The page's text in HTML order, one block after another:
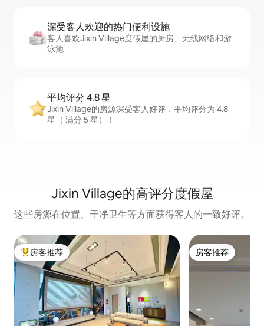
深受客人欢迎的热门便利设施
客人喜欢Jixin Village度假屋的厨房、无线网络和游
泳池
平均评分 4.8 星
Jixin Village的房源深受客人好评，平均评分为 4.8
星（ 满分 5 星）！
Jixin Village的高评分度假屋
这些房源在位置、干净卫生等方面获得客人的一致好评。
热门「房客推荐」
房客推荐 房客推荐
房客推荐